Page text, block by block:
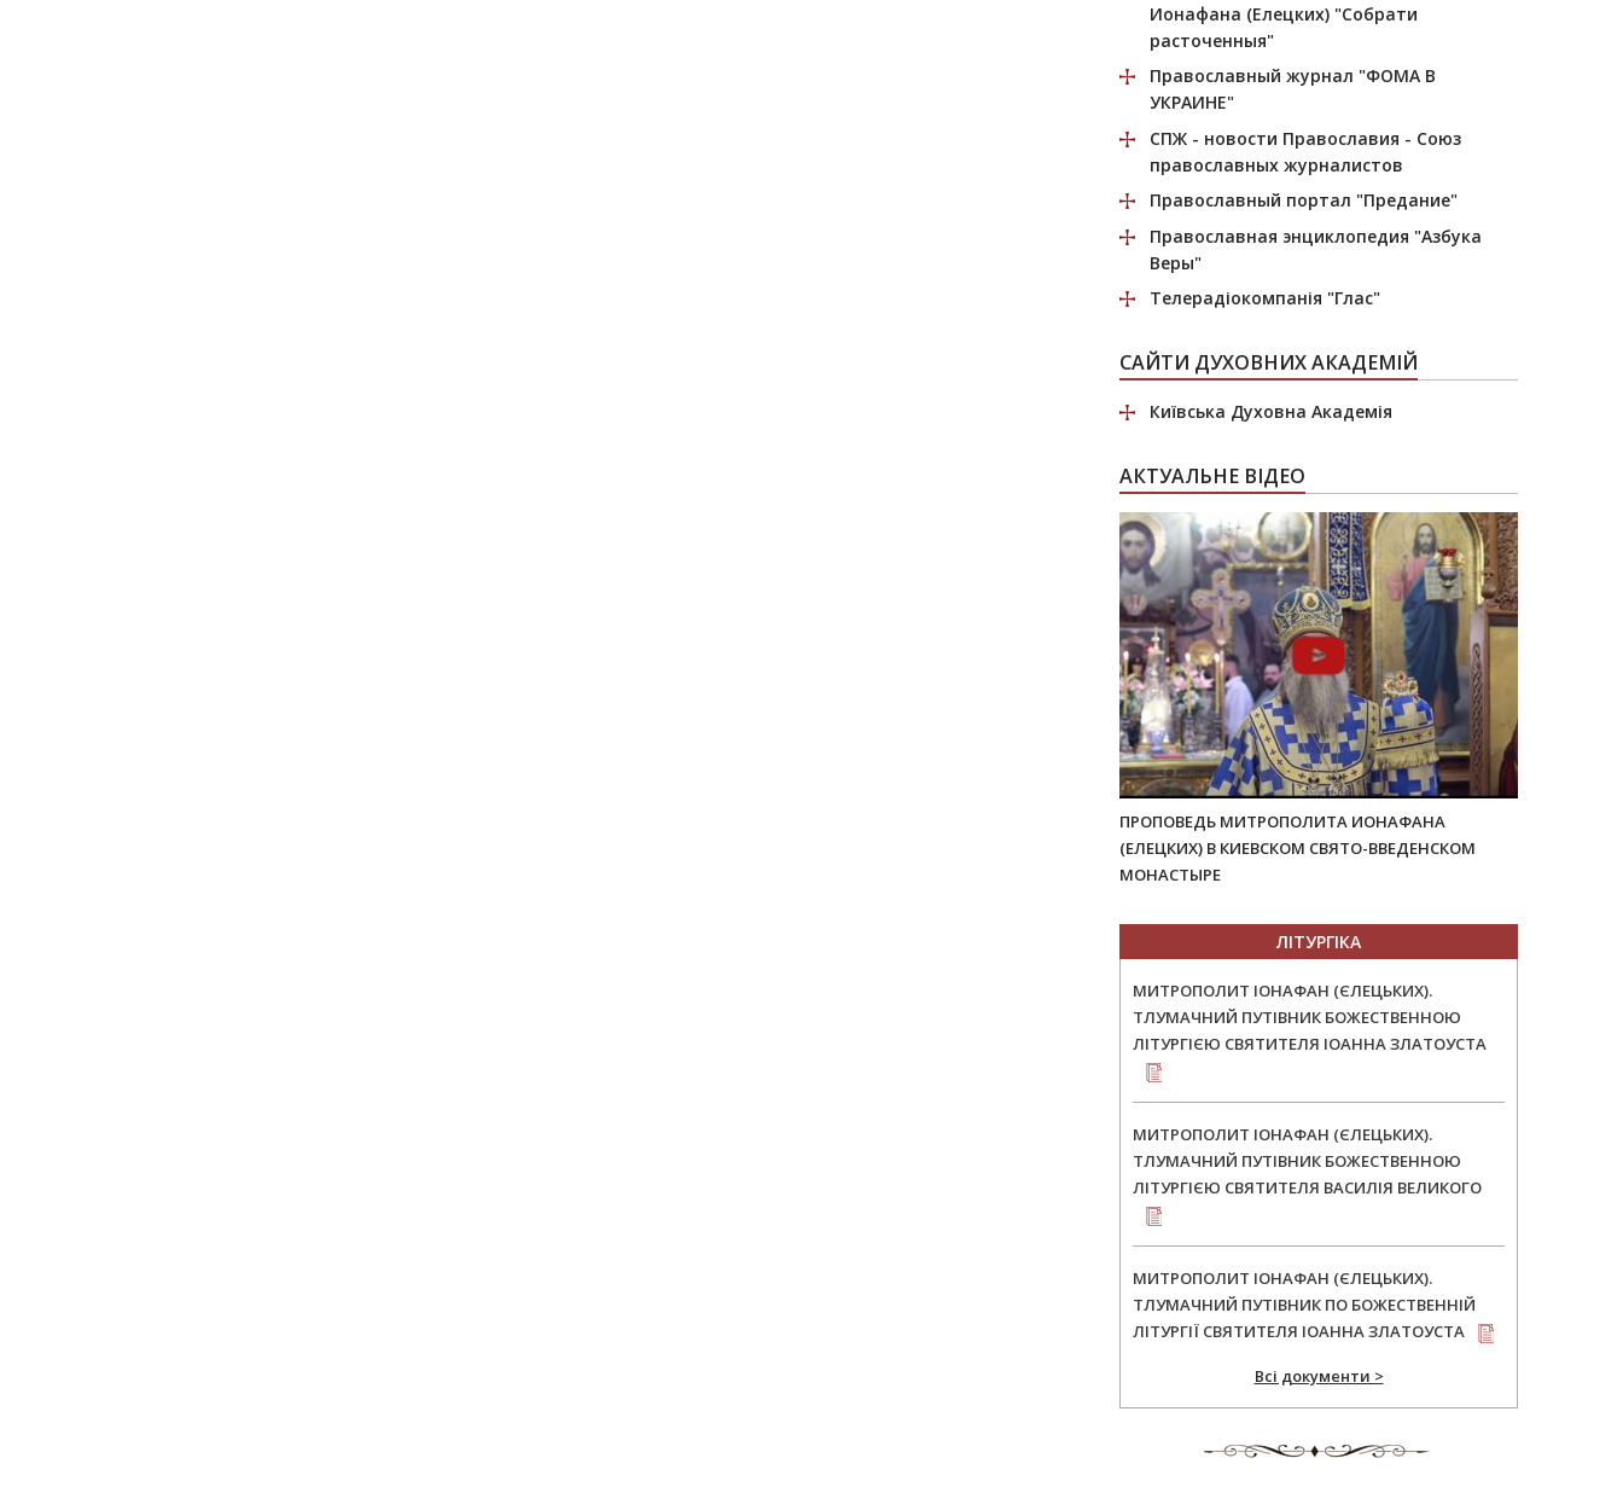
Ионафана (Елецких) "Собрати
расточенныя"
Православный журнал "ФОМА В
УКРАИНЕ"
СПЖ - новости Православия - Союз
православных журналистов
Православный портал "Предание"
Православная энциклопедия "Азбука
Веры"
Телерадіокомпанія "Глас"
САЙТИ ДУХОВНИХ АКАДЕМІЙ
Київська Духовна Академія
АКТУАЛЬНЕ ВІДЕО
ПРОПОВЕДЬ МИТРОПОЛИТА ИОНАФАНА
(ЕЛЕЦКИХ) В КИЕВСКОМ СВЯТО-ВВЕДЕНСКОМ
МОНАСТЫРЕ
ЛІТУРГІКА
МИТРОПОЛИТ ІОНАФАН (ЄЛЕЦЬКИХ).
ТЛУМАЧНИЙ ПУТІВНИК БОЖЕСТВЕННОЮ
ЛІТУРГІЄЮ СВЯТИТЕЛЯ ІОАННА ЗЛАТОУСТА
МИТРОПОЛИТ ІОНАФАН (ЄЛЕЦЬКИХ).
ТЛУМАЧНИЙ ПУТІВНИК БОЖЕСТВЕННОЮ
ЛІТУРГІЄЮ СВЯТИТЕЛЯ ВАСИЛІЯ ВЕЛИКОГО
МИТРОПОЛИТ ІОНАФАН (ЄЛЕЦЬКИХ).
ТЛУМАЧНИЙ ПУТІВНИК ПО БОЖЕСТВЕННІЙ
ЛІТУРГІЇ СВЯТИТЕЛЯ ІОАННА ЗЛАТОУСТА
Всі документи >